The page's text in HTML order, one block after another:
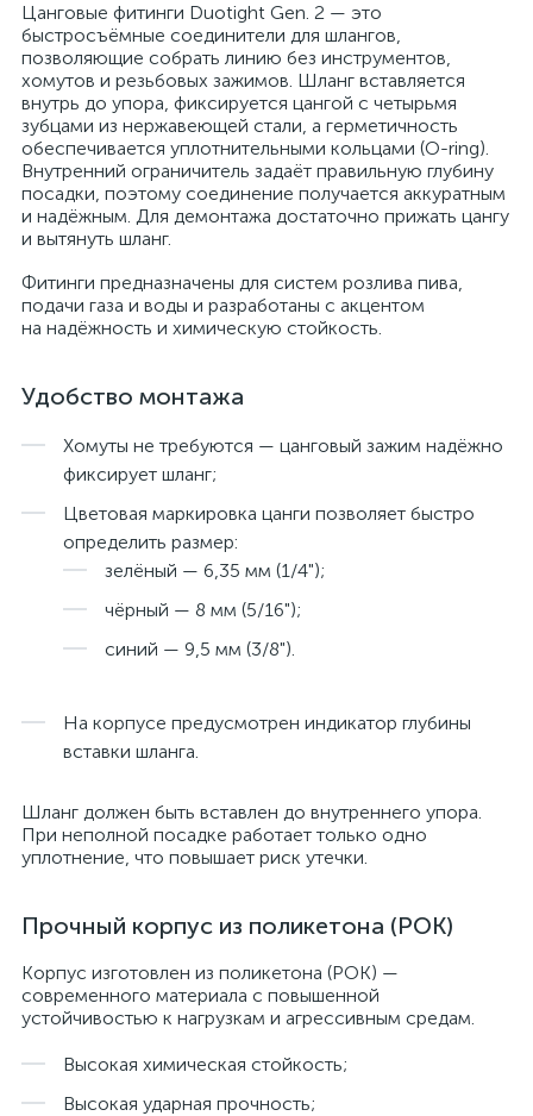
Цанговые фитинги Duotight Gen. 2 — это
быстросъёмные соединители для шлангов,
позволяющие собрать линию без инструментов,
хомутов и резьбовых зажимов. Шланг вставляется
внутрь до упора, фиксируется цангой с четырьмя
зубцами из нержавеющей стали, а герметичность
обеспечивается уплотнительными кольцами (O-ring).
Внутренний ограничитель задаёт правильную глубину
посадки, поэтому соединение получается аккуратным
и надёжным. Для демонтажа достаточно прижать цангу
и вытянуть шланг.
Фитинги предназначены для систем розлива пива,
подачи газа и воды и разработаны с акцентом
на надёжность и химическую стойкость.
Удобство монтажа
Хомуты не требуются — цанговый зажим надёжно
фиксирует шланг;
Цветовая маркировка цанги позволяет быстро
определить размер:
зелёный — 6,35 мм (1/4");
чёрный — 8 мм (5/16");
синий — 9,5 мм (3/8").
На корпусе предусмотрен индикатор глубины
вставки шланга.
Шланг должен быть вставлен до внутреннего упора.
При неполной посадке работает только одно
уплотнение, что повышает риск утечки.
Прочный корпус из поликетона (POK)
Корпус изготовлен из поликетона (POK) —
современного материала с повышенной
устойчивостью к нагрузкам и агрессивным средам.
Высокая химическая стойкость;
Высокая ударная прочность;